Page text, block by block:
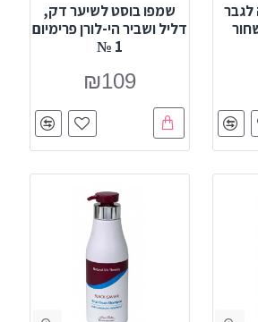
שמפו בוסט לשיער דק,
דליל ושביר הי-לורן פרימיום
1 №
₪109